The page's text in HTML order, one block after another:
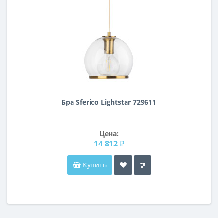
Бра Sferico Lightstar 729611
Цена:
14 812 ₽
Купить